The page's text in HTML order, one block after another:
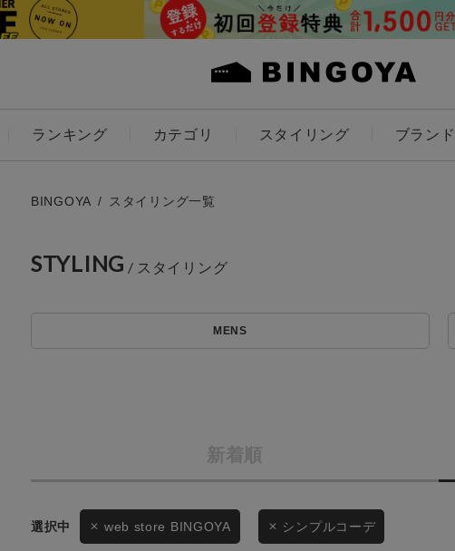
ランキング カテゴリ スタイリング ブランド
カテゴリから探す
スタイリングから探す
ブランドから探す
LADIES KIDS
価格
セール価格
BINGOYA スタイリング一覧
STYLING
MENS
新着順
web store BINGOYA シンプルコーデ